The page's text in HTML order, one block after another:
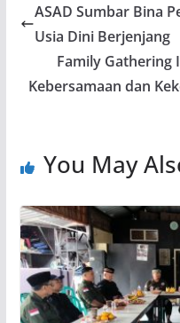
ASAD Sumbar Bina
Usia Dini Berjenjang
Family Gathering
Kebersamaan dan
You May